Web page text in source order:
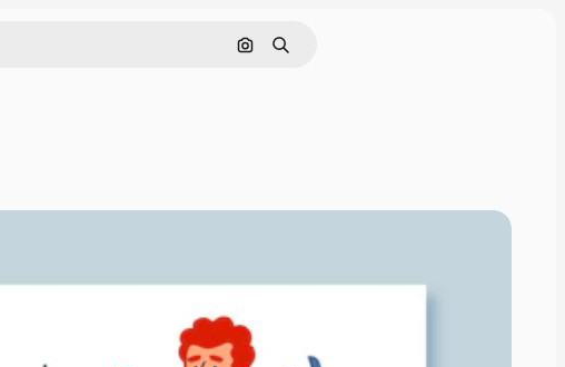
Pesquisar por imagem
Buscar